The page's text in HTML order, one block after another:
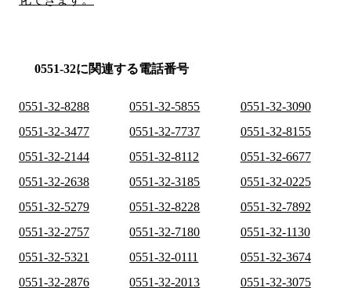
0551-32に関連する電話番号
0551-32-8288 0551-32-5855
0551-32-3090
0551-32-3477
0551-32-7737
0551-32-8155
0551-32-2144
0551-32-8112
0551-32-6677
0551-32-2638
0551-32-3185
0551-32-0225
0551-32-5279
0551-32-8228
0551-32-7892
0551-32-2757
0551-32-7180
0551-32-1130
0551-32-5321
0551-32-0111
0551-32-3674
0551-32-2876
0551-32-2013
0551-32-3075